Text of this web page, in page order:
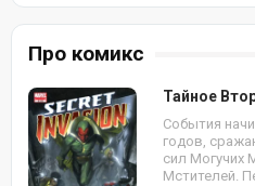
Про комикс
Тайное
События
годов,
сил Могучих
Мстителей.